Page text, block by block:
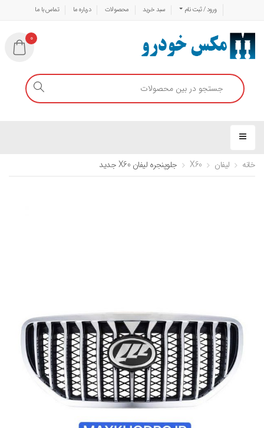
ورود / ثبت نام سبد خرید محصولات درباره ما تماس با ما
0
خانه لیفان X60 جلوپنجره لیفان X60 جدید